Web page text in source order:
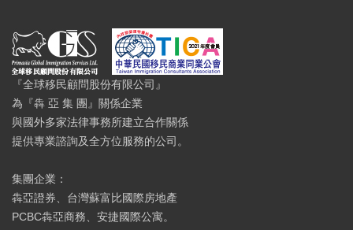
『全球移民顧問股份有限公司』
為『犇 亞 集 團』關係企業
與國外多家法律事務所建立合作關係
提供專業諮詢及全方位服務的公司。
集團企業：
犇亞證券、台灣蘇富比國際房地產
PCBC犇亞商務、安捷國際公寓。